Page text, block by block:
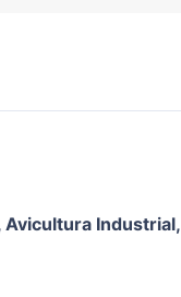
Avicultura Industrial,